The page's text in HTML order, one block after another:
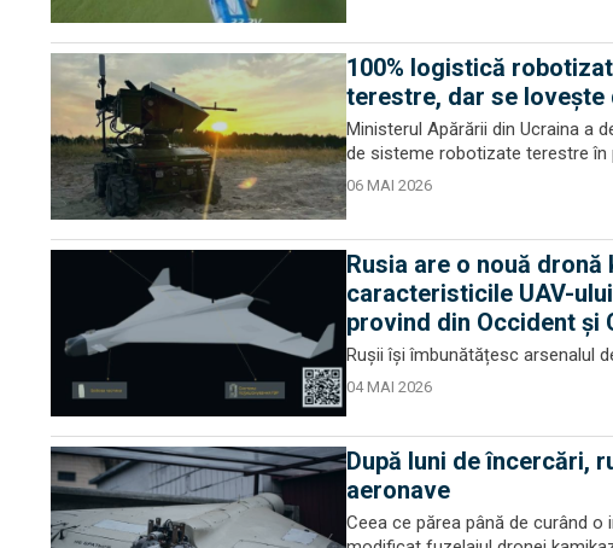
100% logistică
terestre, dar se lovește
Ministerul Apărării din Ucraina a
de sisteme robotizate terestre în
06 MAI 2026
Rusia are o nouă
caracteristicile UAV-
provind din Occident și
Rușii își îmbunătățesc arsenalul
04 MAI 2026
După luni de încercări,
aeronave
Ceea ce părea până de curând